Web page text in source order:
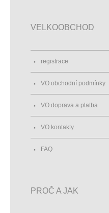
VELKOOBCHOD
registrace
VO obchodní podmínky
VO doprava a platba
VO kontakty
FAQ
PROČ A JAK